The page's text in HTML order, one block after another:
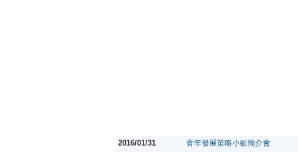
2016/01/31
青年發展策略小組簡介會